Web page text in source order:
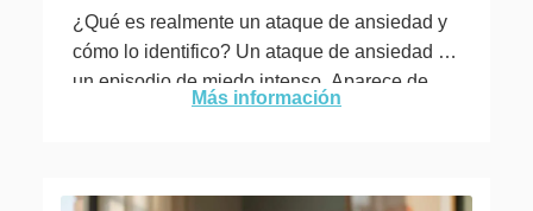
¿Qué es realmente un ataque de ansiedad y
cómo lo identifico? Un ataque de ansiedad es
un episodio de miedo intenso. Aparece de
Más información